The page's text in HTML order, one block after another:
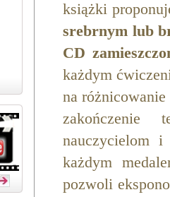
książki
srebrnym lub
CD
każdym
na
zakończenie
nauczycielom
każdym
pozwoli